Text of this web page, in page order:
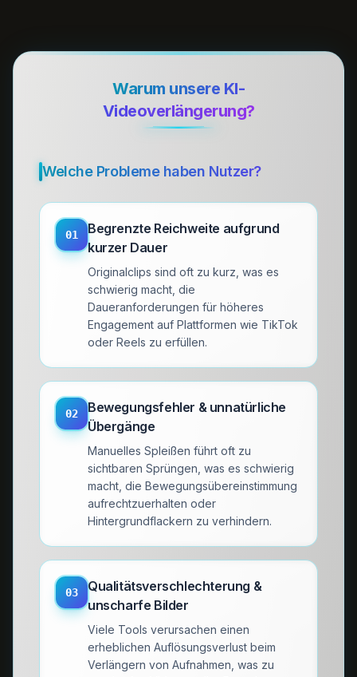
Warum unsere KI-
Videoverlängerung?
Welche Probleme haben Nutzer?
01
Begrenzte Reichweite aufgrund
kurzer Dauer
Originalclips sind oft zu kurz, was es
schwierig macht, die
Daueranforderungen für höheres
Engagement auf Plattformen wie TikTok
oder Reels zu erfüllen.
02
Bewegungsfehler & unnatürliche
Übergänge
Manuelles Spleißen führt oft zu
sichtbaren Sprüngen, was es schwierig
macht, die Bewegungsübereinstimmung
aufrechtzuerhalten oder
Hintergrundflackern zu verhindern.
03
Qualitätsverschlechterung &
unscharfe Bilder
Viele Tools verursachen einen
erheblichen Auflösungsverlust beim
Verlängern von Aufnahmen, was zu